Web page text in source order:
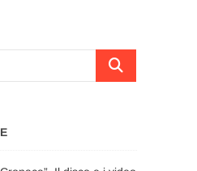
Cerca